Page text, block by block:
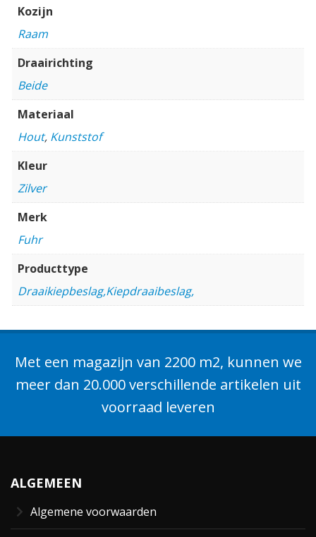
Kozijn
Raam
Draairichting
Beide
Materiaal
Hout, Kunststof
Kleur
Zilver
Merk
Fuhr
Producttype
Draaikiepbeslag,Kiepdraaibeslag,
Met een magazijn van 2200 m2, kunnen we
meer dan 20.000 verschillende artikelen uit
voorraad leveren
ALGEMEEN
Algemene voorwaarden